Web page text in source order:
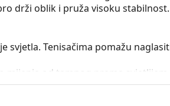
drži oblik i pruža visoku stabilnost.
svjetla. Tenisačima pomažu
mijenja od tamnog prema svjetlijem
oštrog sunčevog svjetla, a
obrada leća pruža bolju